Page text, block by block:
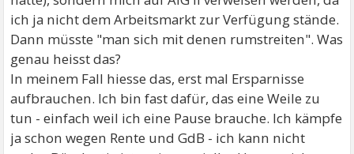
ich ja nicht dem Arbeitsmarkt zur Verfügung stände.
Dann müsste "man sich mit denen rumstreiten". Was
genau heisst das?
In meinem Fall hiesse das, erst mal Ersparnisse
aufbrauchen. Ich bin fast dafür, das eine Weile zu
tun - einfach weil ich eine Pause brauche. Ich kämpfe
ja schon wegen Rente und GdB - ich kann nicht